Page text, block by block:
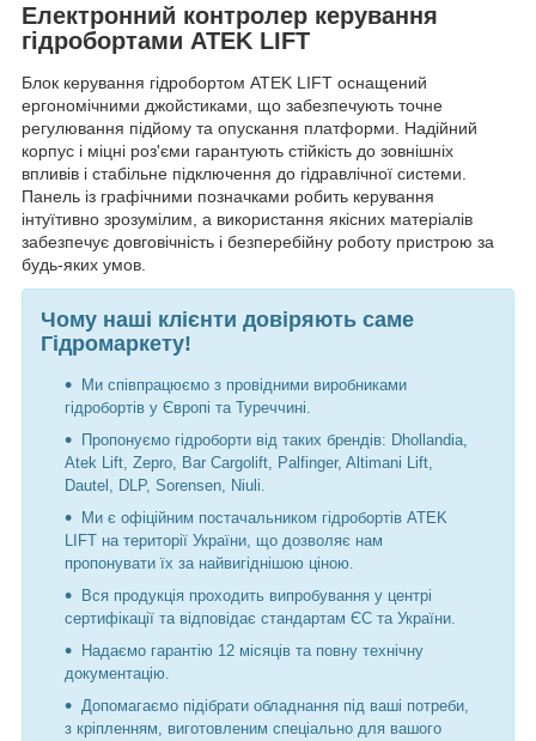
Електронний контролер керування
гідробортами ATEK LIFT
Блок керування гідробортом ATEK LIFT оснащений
ергономічними джойстиками, що забезпечують точне
регулювання підйому та опускання платформи. Надійний
корпус і міцні роз'єми гарантують стійкість до зовнішніх
впливів і стабільне підключення до гідравлічної системи.
Панель із графічними позначками робить керування
інтуїтивно зрозумілим, а використання якісних матеріалів
забезпечує довговічність і безперебійну роботу пристрою за
будь-яких умов.
Чому наші клієнти довіряють саме
Гідромаркету!
Ми співпрацюємо з провідними виробниками
гідробортів у Європі та Туреччині.
Пропонуємо гідроборти від таких брендів: Dhollandia,
Atek Lift, Zepro, Bar Cargolift, Palfinger, Altimani Lift,
Dautel, DLP, Sorensen, Niuli.
Ми є офіційним постачальником гідробортів ATEK
LIFT на території України, що дозволяє нам
пропонувати їх за найвигіднішою ціною.
Вся продукція проходить випробування у центрі
сертифікації та відповідає стандартам ЄС та України.
Надаємо гарантію 12 місяців та повну технічну
документацію.
Допомагаємо підібрати обладнання під ваші потреби,
з кріпленням, виготовленим спеціально для вашого